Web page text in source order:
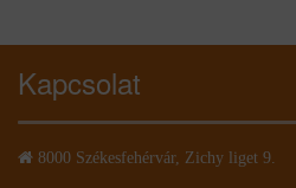
Kapcsolat
8000 Székesfehérvár, Zichy liget 9.